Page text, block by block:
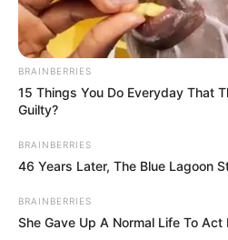
BRAINBERRIES
15 Things You Do Everyday That
Guilty?
BRAINBERRIES
46 Years Later, The Blue Lagoon
BRAINBERRIES
She Gave Up A Normal Life To Act